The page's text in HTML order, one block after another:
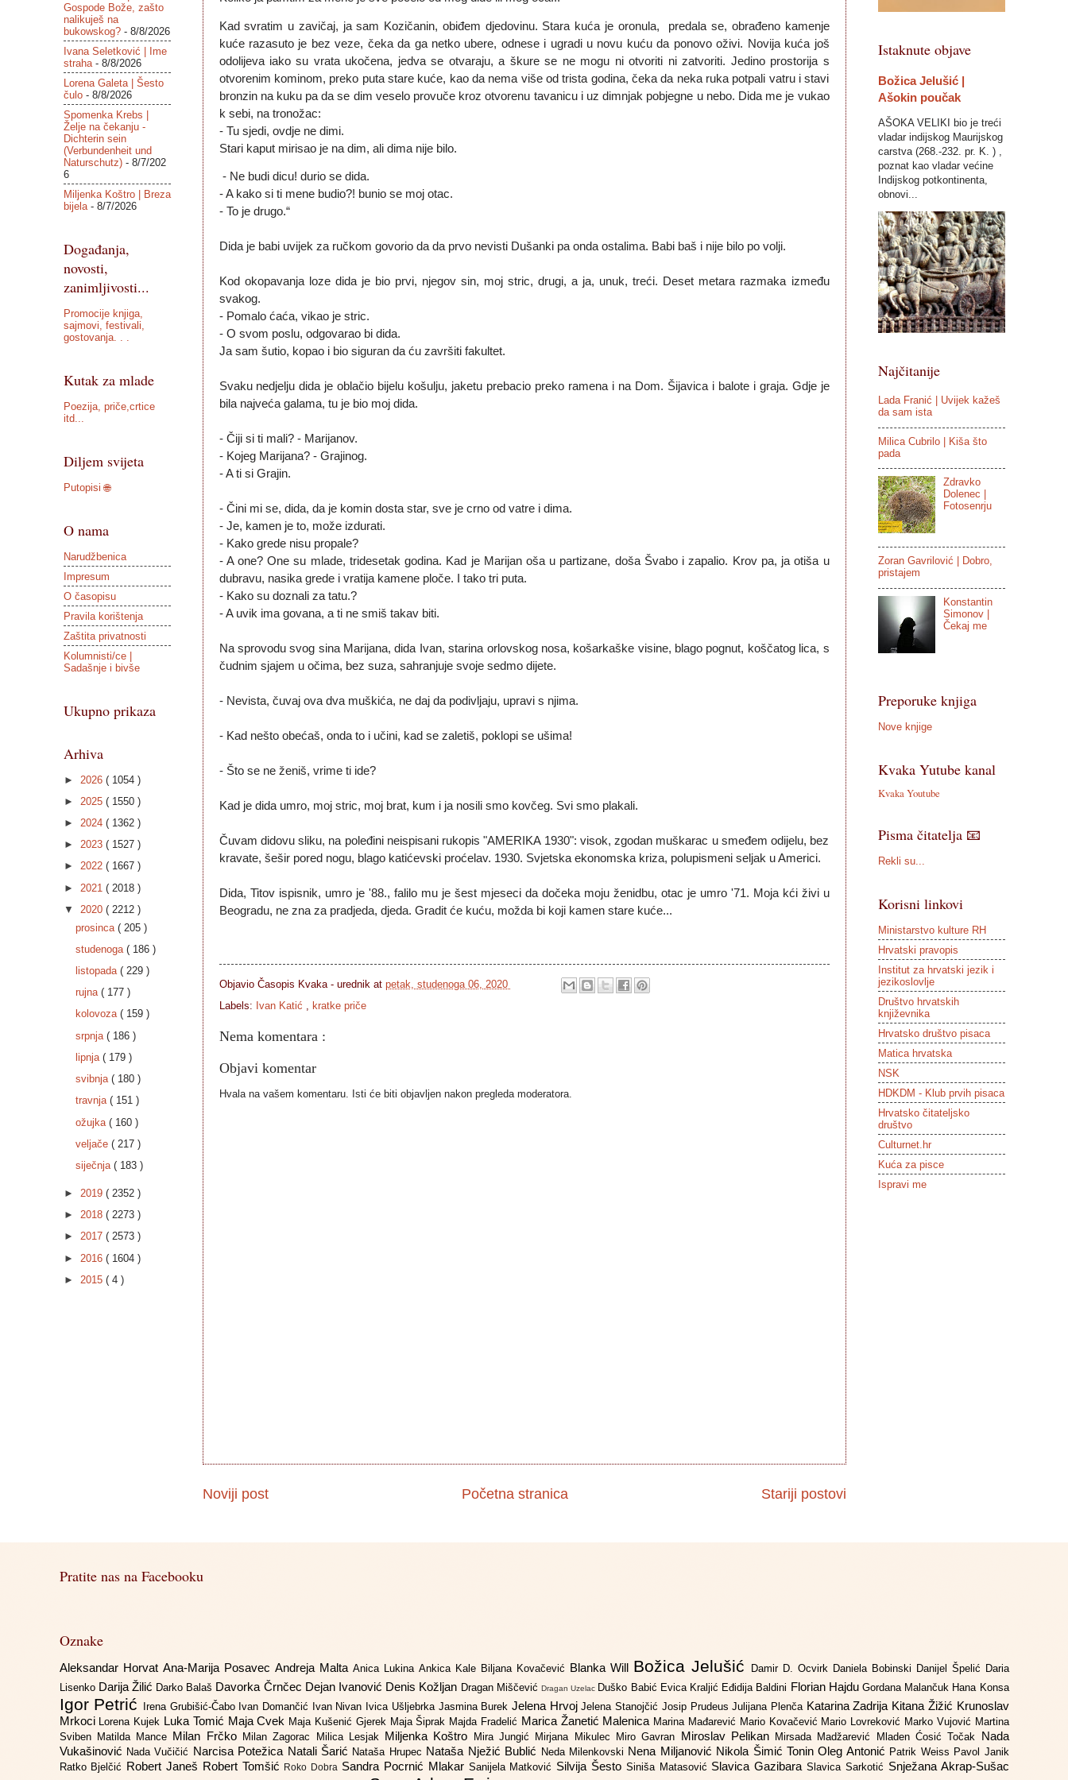
Kad svratim u zavičaj, ja sam Kozičanin, obiđem djedovinu. Stara kuća je oronula, predala se, obrađeno kamenje
kuće razasuto je bez veze, čeka da ga netko ubere, odnese i ugradi u novu kuću da ponovo oživi. Novija kuća još
odolijeva iako su vrata ukočena, jedva se otvaraju, a škure se ne mogu ni otvoriti ni zatvoriti. Jedino prostorija s
otvorenim kominom, preko puta stare kuće, kao da nema više od trista godina, čeka da neka ruka potpali vatru i stavi
bronzin na kuku pa da se dim veselo provuče kroz otvorenu tavanicu i uz dimnjak pobjegne u nebo. Dida me je vukao
k sebi, na tronožac:
- Tu sjedi, ovdje ne dimi.
Stari kaput mirisao je na dim, ali dima nije bilo.
- Ne budi dicu! durio se dida.
- A kako si ti mene budio?! bunio se moj otac.
- To je drugo.“
Dida je babi uvijek za ručkom govorio da da prvo nevisti Dušanki pa onda ostalima. Babi baš i nije bilo po volji.
Kod okopavanja loze dida je bio prvi, njegov sin, moj stric, drugi, a ja, unuk, treći. Deset metara razmaka između
svakog.
- Pomalo ćaća, vikao je stric.
- O svom poslu, odgovarao bi dida.
Ja sam šutio, kopao i bio siguran da ću završiti fakultet.
Svaku nedjelju dida je oblačio bijelu košulju, jaketu prebacio preko ramena i na Dom. Šijavica i balote i graja. Gdje je
bila najveća galama, tu je bio moj dida.
- Čiji si ti mali? - Marijanov.
- Kojeg Marijana? - Grajinog.
- A ti si Grajin.
- Čini mi se, dida, da je komin dosta star, sve je crno od vatre i dima.
- Je, kamen je to, može izdurati.
- Kako grede nisu propale?
- A one? One su mlade, tridesetak godina. Kad je Marijan oša u partizane, doša Švabo i zapalio. Krov pa, ja otiša u
dubravu, nasika grede i vratija kamene ploče. I tako tri puta.
- Kako su doznali za tatu.?
- A uvik ima govana, a ti ne smiš takav biti.
Na sprovodu svog sina Marijana, dida Ivan, starina orlovskog nosa, košarkaške visine, blago pognut, koščatog lica, s
čudnim sjajem u očima, bez suza, sahranjuje svoje sedmo dijete.
- Nevista, čuvaj ova dva muškića, ne daj da podivljaju, upravi s njima.
- Kad nešto obećaš, onda to i učini, kad se zaletiš, poklopi se ušima!
- Što se ne ženiš, vrime ti ide?
Kad je dida umro, moj stric, moj brat, kum i ja nosili smo kovčeg. Svi smo plakali.
Čuvam didovu sliku, na poleđini neispisani rukopis "AMERIKA 1930": visok, zgodan muškarac u smeđem odijelu, bez
kravate, šešir pored nogu, blago katićevski proćelav. 1930. Svjetska ekonomska kriza, polupismeni seljak u Americi.
Dida, Titov ispisnik, umro je '88., falilo mu je šest mjeseci da dočeka moju ženidbu, otac je umro '71. Moja kći živi u
Beogradu, ne zna za pradjeda, djeda. Gradit će kuću, možda bi koji kamen stare kuće...
Objavio Časopis Kvaka - urednik at petak, studenoga 06, 2020
Labels: Ivan Katić , kratke priče
Nema komentara :
Objavi komentar
Hvala na vašem komentaru. Isti će biti objavljen nakon pregleda moderatora.
Noviji post Stariji postovi
Početna stranica
Gospode Bože, zašto
nalikuješ na
bukowskog?- 8/8/2026
Ivana Seletković | Ime
straha- 8/8/2026
Lorena Galeta | Šesto
čulo- 8/8/2026
Spomenka Krebs |
Želje na čekanju -
Dichterin sein
(Verbundenheit und
Naturschutz)- 8/7/202
6
Miljenka Koštro | Breza
bijela- 8/7/2026
Događanja,
novosti,
zanimljivosti...
Promocije knjiga,
sajmovi, festivali,
gostovanja. . .
Kutak za mlade
Poezija, priče,crtice
itd...
Diljem svijeta
Putopisi 🌐
O nama
Narudžbenica
Impresum
O časopisu
Pravila korištenja
Zaštita privatnosti
Kolumnisti/ce |
Sadašnje i bivše
Ukupno prikaza
Arhiva
► 2026 ( 1054 )
► 2025 ( 1550 )
► 2024 ( 1362 )
► 2023 ( 1527 )
► 2022 ( 1667 )
► 2021 ( 2018 )
▼ 2020 ( 2212 )
prosinca ( 205 )
studenoga ( 186 )
listopada ( 229 )
rujna ( 177 )
kolovoza ( 159 )
srpnja ( 186 )
lipnja ( 179 )
svibnja ( 180 )
travnja ( 151 )
ožujka ( 160 )
veljače ( 217 )
siječnja ( 183 )
► 2019 ( 2352 )
► 2018 ( 2273 )
► 2017 ( 2573 )
► 2016 ( 1604 )
► 2015 ( 4 )
Istaknute objave
Božica Jelušić |
Ašokin poučak
AŠOKA VELIKI bio je treći
vladar indijskog Maurijskog
carstva (268.-232. pr. K. ) ,
poznat kao vladar većine
Indijskog potkontinenta,
obnovi...
Najčitanije
Lada Franić | Uvijek kažeš
da sam ista
Milica Cubrilo | Kiša što
pada
Zdravko
Dolenec |
Fotosenrju
Zoran Gavrilović | Dobro,
pristajem
Konstantin
Simonov |
Čekaj me
Preporuke knjiga
Nove knjige
Kvaka Yutube kanal
Kvaka Youtube
Pisma čitatelja 📧
Rekli su...
Korisni linkovi
Ministarstvo kulture RH
Hrvatski pravopis
Institut za hrvatski jezik i
jezikoslovlje
Društvo hrvatskih
književnika
Hrvatsko društvo pisaca
Matica hrvatska
NSK
HDKDM - Klub prvih pisaca
Hrvatsko čitateljsko
društvo
Culturnet.hr
Kuća za pisce
Ispravi me
Pratite nas na Facebooku
Oznake
Aleksandar Horvat Ana-Marija Posavec Andreja Malta Anica Lukina Ankica Kale Biljana Kovačević Blanka Will Božica Jelušić Damir D. Ocvirk Daniela Bobinski Danijel Špelić Daria
Lisenko Darija Žilić Darko Balaš Davorka Črnčec Dejan Ivanović Denis Kožljan Dragan MiščevićDragan Uzelac Duško Babić Evica Kraljić Eđidija Baldini Florian Hajdu Gordana Malančuk Hana Konsa
Igor Petrić Irena Grubišić-Čabo Ivan Domančić Ivan Nivan Ivica Ušljebrka Jasmina BurekJelena HrvojJelena Stanojčić Josip PrudeusJulijana Plenča Katarina Zadrija Kitana Žižić Krunoslav
Mrkoci
Lorena Kujek Luka Tomić Maja Cvek Maja Kušenić Gjerek Maja Šiprak Majda Fradelić Marica Žanetić Malenica Marina Mađarević Mario Kovačević Mario Lovreković Marko Vujović Martina
Sviben Matilda Mance Milan Frčko Milan Zagorac Milica Lesjak Miljenka Koštro Mira Jungić Mirjana Mikulec Miro Gavran Miroslav Pelikan Mirsada Madžarević Mladen Ćosić Točak Nada
Vukašinović Nada Vučičić Narcisa Potežica Natali Šarić Nataša Hrupec Nataša Nježić Bublić Neda Milenkovski Nena Miljanović Nikola Šimić ToninOleg Antonić Patrik Weiss Pavol Janik
Ratko Bjelčić Robert Janeš Robert Tomšić Roko Dobra Sandra Pocrnić Mlakar Sanijela Matković Silvija Šesto Siniša Matasović Slavica GazibaraSlavica Sarkotić Snježana Akrap-Sušac